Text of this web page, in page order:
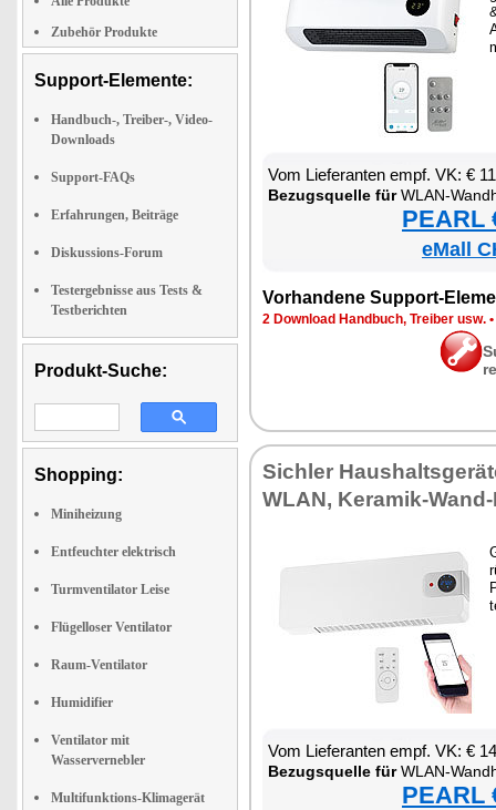
Zubehör Produkte
Support-Elemente:
Handbuch-, Treiber-, Video-
Downloads
Support-FAQs
Erfahrungen, Beiträge
Diskussions-Forum
Testergebnisse aus Tests &
Testberichten
Produkt-Suche:
Shopping:
Miniheizung
Entfeuchter elektrisch
Turmventilator Leise
Flügelloser Ventilator
Raum-Ventilator
Humidifier
Ventilator mit
Wasservernebler
Multifunktions-Klimagerät
Vom Lie­fe­ran­ten empf. VK: €
Be­zugs­quel­le fürWLAN-
PEARL
eMall
Vor­han­de­ne Sup­port-
2 Down­load Hand­buch, Trei­ber usw. •
Sich­ler
WLAN, Ke­ra­mik-
Vom Lie­fe­ran­ten empf. VK: €
Be­zugs­quel­le fürWLAN-
PEARL